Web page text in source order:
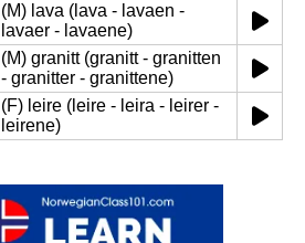
(M) lava (lava - lavaen -
lavaer - lavaene)
(M) granitt (granitt - granitten
- granitter - granittene)
(F) leire (leire - leira - leirer -
leirene)